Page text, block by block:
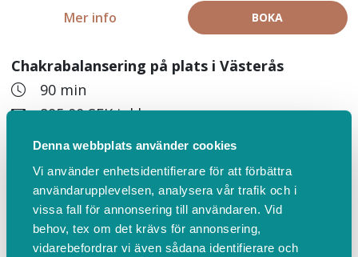
Denna webbplats använder cookies
Vi använder enhetsidentifierare för att förbättra
användarupplevelsen, analysera vår trafik och i
vissa fall för annonsering till användaren. Vid
behov, tex om det krävs för annonsering,
vidarebefordrar vi även sådana identifierare och
BOKA
Mer info
Chakrabalansering på plats i Västerås
90 min
895,00 SEK inkl. moms
En fördjupande energibehandling där jag läser
Reiki för att stötta energin tillbaka till mer
balans, flöde och klarhet. Du får en djupgående
genomgång av dina chakran med efterföljande
dokumentation att ta med dig vidare.